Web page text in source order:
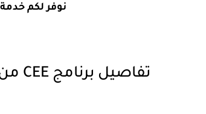
نوفر لكم
تفاصيل برنامج CEE من IREX باختصار